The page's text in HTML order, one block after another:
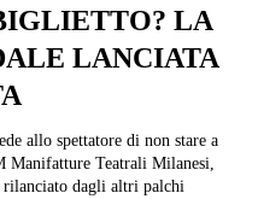
LA
LANCIATA
allo spettatore di non stare a
Manifatture Teatrali Milanesi,
rilanciato dagli altri palchi